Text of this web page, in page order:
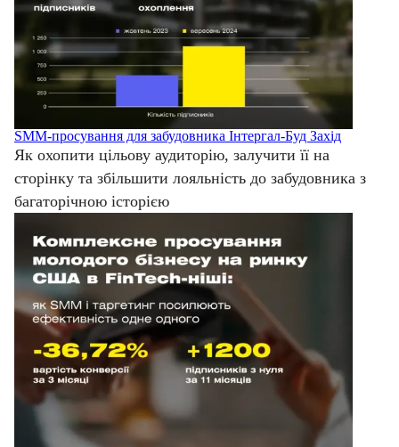
SMM-просування для забудовника Інтергал-Буд Захід
Як охопити цільову аудиторію, залучити її на
сторінку та збільшити лояльність до забудовника з
багаторічною історією